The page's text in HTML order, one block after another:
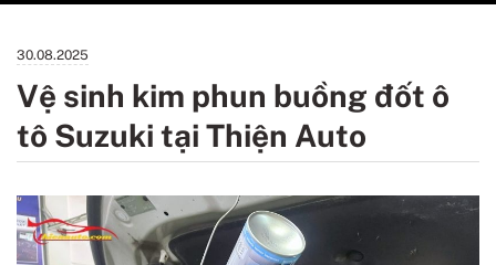
30.08.2025
Vệ sinh kim phun buồng đốt ô
tô Suzuki tại Thiện Auto